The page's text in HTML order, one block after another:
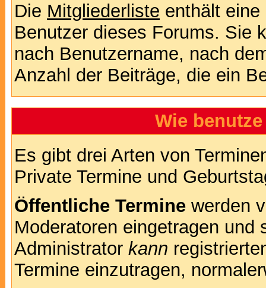
Die Mitgliederliste enthält
Benutzer dieses Forums. Sie
nach Benutzername, nach
Anzahl der Beiträge, die ein
Wie
Es gibt drei Arten von
Private Termine und
Öffentliche Termine werden
Moderatoren eingetragen und
Administrator kann
Termine einzutragen,